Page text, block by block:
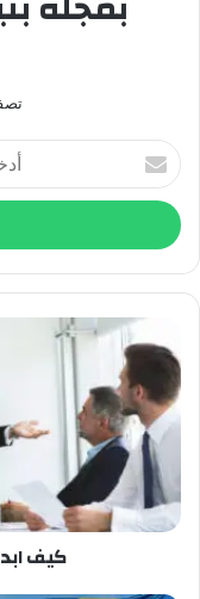
أدخل
بريدك
الإلكتروني
كيف